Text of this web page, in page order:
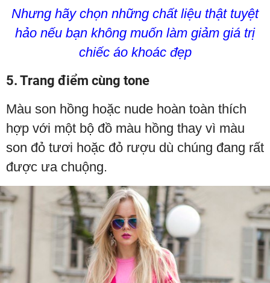
Nhưng hãy chọn những chất liệu thật tuyệt
hảo nếu bạn không muốn làm giảm giá trị
chiếc áo khoác đẹp
5. Trang điểm cùng tone
Màu son hồng hoặc nude hoàn toàn thích
hợp với một bộ đồ màu hồng thay vì màu
son đỏ tươi hoặc đỏ rượu dù chúng đang rất
được ưa chuộng.